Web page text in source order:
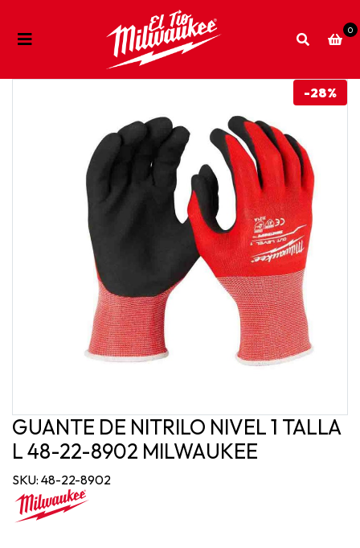
0
-28%
GUANTE DE NITRILO NIVEL 1 TALLA
L 48-22-8902 MILWAUKEE
SKU: 48-22-8902